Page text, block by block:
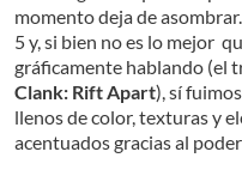
momento deja de
5 y, si bien no es lo mejor
gráficamente hablando (el
Clank: Rift Apart), sí
llenos de color, texturas y
acentuados gracias al